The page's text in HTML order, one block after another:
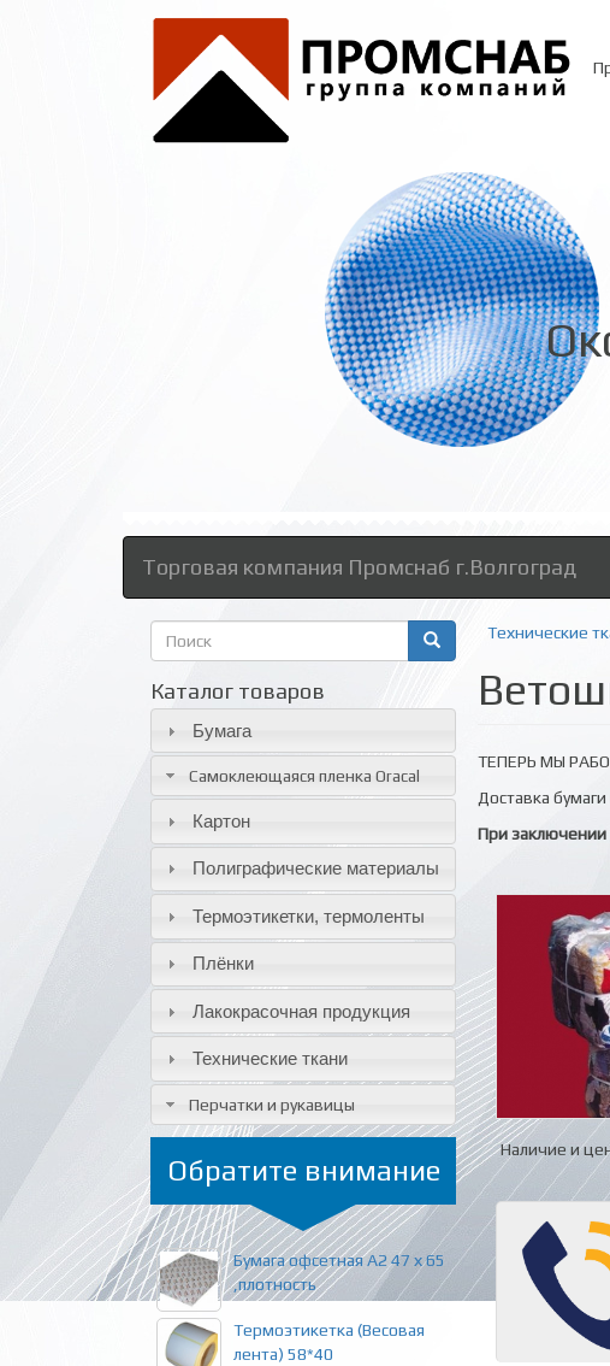
Торговая компания Промснаб г.Волгоград
Форма
поиска
Каталог товаров
Бумага
Самоклеющаяся пленка Oracal
Картон
Полиграфические материалы
Термоэтикетки, термоленты
Плёнки
Лакокрасочная продукция
Технические ткани
Перчатки и рукавицы
Обратите внимание
Бумага офсетная А2 47 х 65
,плотность
Термоэтикетка (Весовая
лента) 58*40
Технические
ТЕПЕРЬ МЫ
Доставка
При заключении
Наличие и